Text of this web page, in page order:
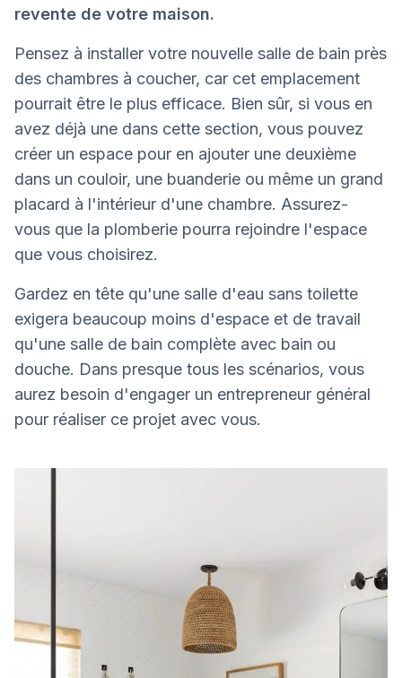
revente de votre maison.
Pensez à installer votre nouvelle salle de bain près
des chambres à coucher, car cet emplacement
pourrait être le plus efficace. Bien sûr, si vous en
avez déjà une dans cette section, vous pouvez
créer un espace pour en ajouter une deuxième
dans un couloir, une buanderie ou même un grand
placard à l'intérieur d'une chambre. Assurez-
vous que la plomberie pourra rejoindre l'espace
que vous choisirez.
Gardez en tête qu'une salle d'eau sans toilette
exigera beaucoup moins d'espace et de travail
qu'une salle de bain complète avec bain ou
douche. Dans presque tous les scénarios, vous
aurez besoin d'engager un entrepreneur général
pour réaliser ce projet avec vous.